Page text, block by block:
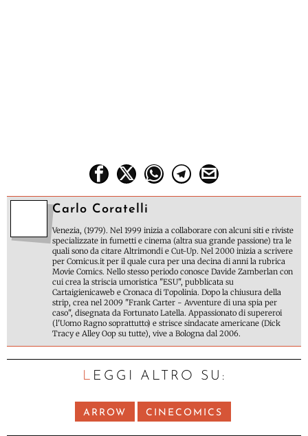
Carlo Coratelli
Venezia, (1979). Nel 1999 inizia a collaborare con alcuni siti e riviste
specializzate in fumetti e cinema (altra sua grande passione) tra le
quali sono da citare Altrimondi e Cut-Up. Nel 2000 inizia a scrivere
per Comicus.it per il quale cura per una decina di anni la rubrica
Movie Comics. Nello stesso periodo conosce Davide Zamberlan con
cui crea la striscia umoristica "ESU", pubblicata su
Cartaigienicaweb e Cronaca di Topolinia. Dopo la chiusura della
strip, crea nel 2009 "Frank Carter - Avventure di una spia per
caso", disegnata da Fortunato Latella. Appassionato di supereroi
(l'Uomo Ragno soprattutto) e strisce sindacate americane (Dick
Tracy e Alley Oop su tutte), vive a Bologna dal 2006.
LEGGI ALTRO SU:
ARROW CINECOMICS